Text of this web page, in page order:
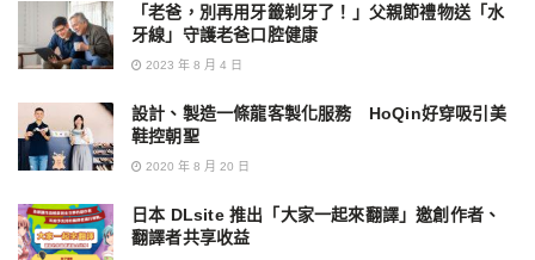
「老爸，別再用牙籤剃牙了！」父親節禮物送「水
牙線」守護老爸口腔健康
2023 年 8 月 4 日
設計、製造一條龍客製化服務 HoQin好穿吸引美
鞋控朝聖
2020 年 8 月 20 日
日本 DLsite 推出「大家一起來翻譯」邀創作者、
翻譯者共享收益